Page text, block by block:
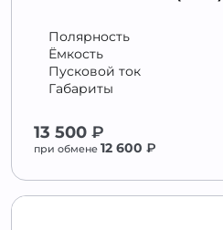
Полярность
Ёмкость
Пусковой ток
Габариты
13 500 ₽
при обмене 12 600 ₽